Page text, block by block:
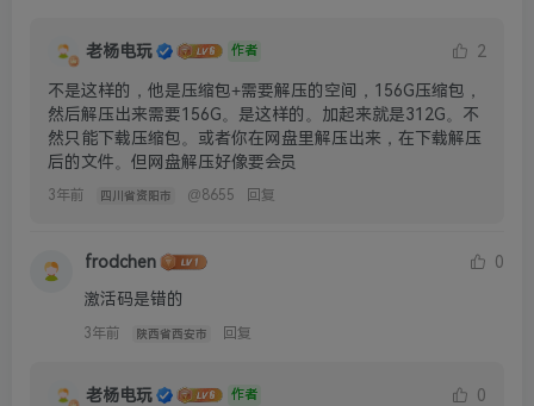
老杨电玩 作者 2
不是这样的，他是压缩包+需要解压的空间，156G压缩包，
然后解压出来需要156G。是这样的。加起来就是312G。不
然只能下载压缩包。或者你在网盘里解压出来，在下载解压
后的文件。但网盘解压好像要会员
3年前 四川省资阳市 @8655 回复
frodchen
0
激活码是错的
3年前 陕西省西安市 回复
老杨电玩 作者 0